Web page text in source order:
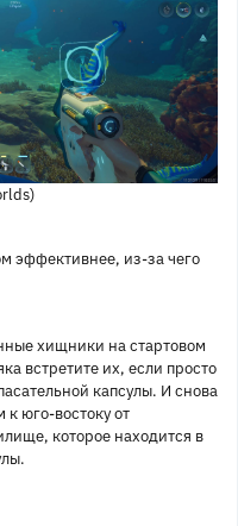
эффективнее, из-за чего
хищники на стартовом
встретите их, если просто
капсулы. И снова
юго-востоку от
которое находится в